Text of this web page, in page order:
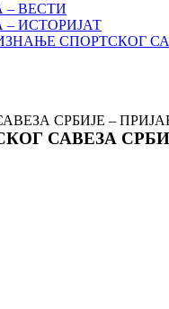
– ВЕСТИ
ИСТОРИЈАТ
СПОРТСКОГ
СРБИЈЕ –
САВЕЗА